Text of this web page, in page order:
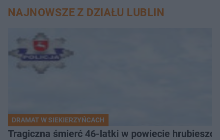
NAJNOWSZE Z DZIAŁU LUBLIN
DRAMAT W SIEKIERZYŃCACH
Tragiczna śmierć 46-latki w powiecie